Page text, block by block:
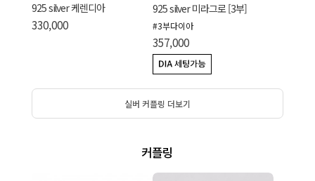
925 silver 케렌디아
330,000
925 silver 미라그로 [3부]
#3부다이아
357,000
실버 커플링 더보기
커플링